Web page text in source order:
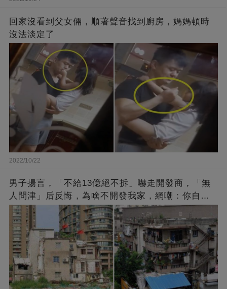
回家沒看到父女倆，順著聲音找到廚房，媽媽頓時
沒法淡定了
2022/10/22
男子揚言，「不給13億絕不拆」嚇走開發商，「無
人問津」后反悔，為啥不開發我家，網嘲：你自己
找的